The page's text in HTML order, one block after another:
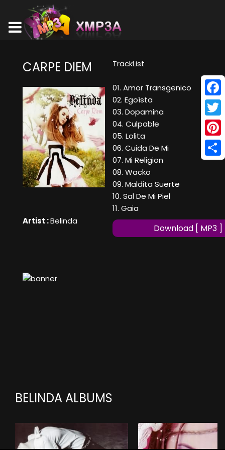
CARPE DIEM
Artist :Belinda
TrackList
01. Amor Transgenico
02. Egoísta
03. Dopamina
04. Culpable
05. Lolita
06. Cuida De Mi
07. Mi Religion
08. Wacko
09. Maldita Suerte
10. Sal De Mi Piel
11. Gaia
Download [ MP3 ]
BELINDA ALBUMS